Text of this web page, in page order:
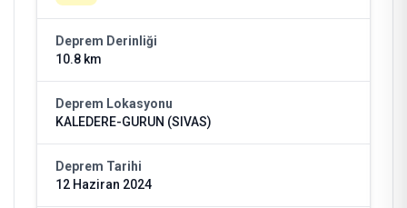
Deprem Derinliği
10.8 km
Deprem Lokasyonu
KALEDERE-GURUN (SIVAS)
Deprem Tarihi
12 Haziran 2024